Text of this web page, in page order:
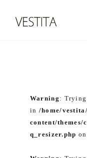
Warning : Trying
in /home/
content/
q_resizer.php